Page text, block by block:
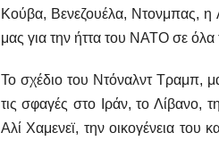
Κούβα, Βενεζουέλα, Ντονμπας, η
μας για την ήττα του ΝΑΤΟ σε
Το σχέδιο του Ντόναλντ Τραμπ,
τις σφαγές στο Ιράν, το Λίβανο,
Αλί Χαμενεϊ, την οικογένεια του